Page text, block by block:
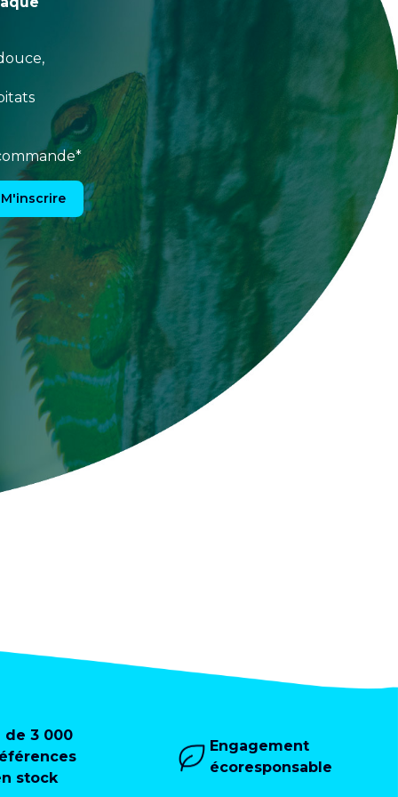
M'inscrire
de 3 000
stock
Engagement
écoresponsable